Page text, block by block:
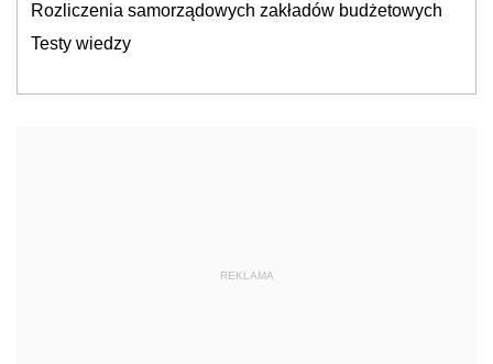
Rozliczenia samorządowych zakładów budżetowych
Testy wiedzy
REKLAMA